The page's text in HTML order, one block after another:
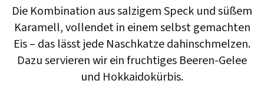
Die Kombination aus salzigem Speck und süßem
Karamell, vollendet in einem selbst gemachten
Eis – das lässt jede Naschkatze dahinschmelzen.
Dazu servieren wir ein fruchtiges Beeren-Gelee
und Hokkaidokürbis.